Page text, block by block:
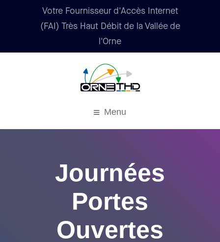
Votre Fournisseur d'Accès Internet
(FAI) Très Haut Débit de la Vallée de
l'Orne
Menu
Journées
Portes
Ouvertes